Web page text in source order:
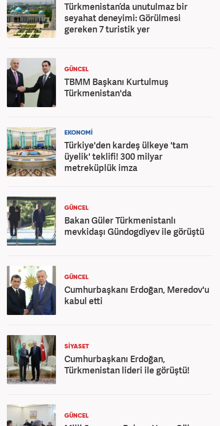
Türkmenistan’da unutulmaz bir
seyahat deneyimi: Görülmesi
gereken 7 turistik yer
GÜNCEL
TBMM Başkanı Kurtulmuş
Türkmenistan'da
EKONOMİ
Türkiye'den kardeş ülkeye 'tam
üyelik' teklifi! 300 milyar
metreküplük imza
GÜNCEL
Bakan Güler Türkmenistanlı
mevkidaşı Gündogdiyev ile görüştü
GÜNCEL
Cumhurbaşkanı Erdoğan, Meredov'u
kabul etti
SİYASET
Cumhurbaşkanı Erdoğan,
Türkmenistan lideri ile görüştü!
GÜNCEL